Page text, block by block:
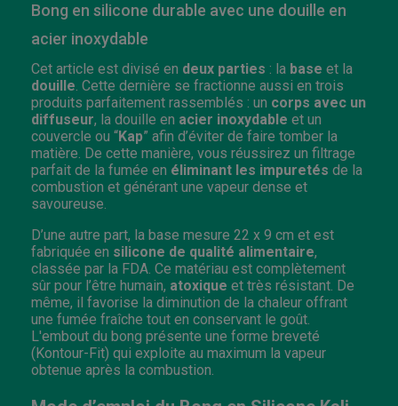
Bong en silicone durable avec une douille en
acier inoxydable
Cet article est divisé en deux parties : la base et la
douille . Cette dernière se fractionne aussi en trois
produits parfaitement rassemblés : un corps avec un
diffuseur, la douille en acier inoxydable et un
couvercle ou “Kap” afin d’éviter de faire tomber la
matière. De cette manière, vous réussirez un filtrage
parfait de la fumée en éliminant les impuretés de la
combustion et générant une vapeur dense et
savoureuse.
D’une autre part, la base mesure 22 x 9 cm et est
fabriquée en silicone de qualité alimentaire,
classée par la FDA. Ce matériau est complètement
sûr pour l’être humain, atoxique et très résistant. De
même, il favorise la diminution de la chaleur offrant
une fumée fraîche tout en conservant le goût.
L'embout du bong présente une forme breveté
(Kontour-Fit) qui exploite au maximum la vapeur
obtenue après la combustion.